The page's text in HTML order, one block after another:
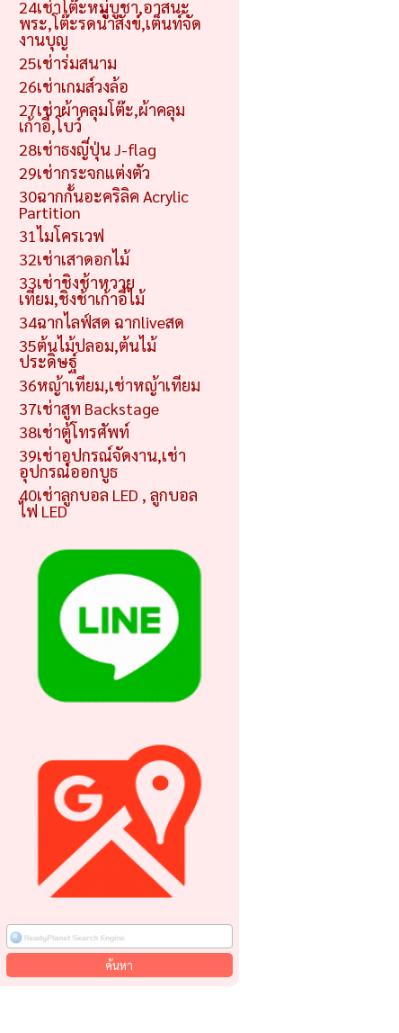
24เช่าโต๊ะหมู่บูชา,อาสนะ
พระ,โต๊ะรดน้ำสังข์,เต็นท์จัด
งานบุญ
25เช่าร่มสนาม
26เช่าเกมส์วงล้อ
27เช่าผ้าคลุมโต๊ะ,ผ้าคลุม
เก้าอี้,โบว์
28เช่าธงญี่ปุ่น J-flag
29เช่ากระจกแต่งตัว
30ฉากกั้นอะคริลิค Acrylic
Partition
31ไมโครเวฟ
32เช่าเสาดอกไม้
33เช่าชิงช้าหวาย
เทียม,ชิงช้าเก้าอี้ไม้
34ฉากไลฟ์สด ฉากliveสด
35ต้นไม้ปลอม,ต้นไม้
ประดิษฐ์
36หญ้าเทียม,เช่าหญ้าเทียม
37เช่าสูท Backstage
38เช่าตู้โทรศัพท์
39เช่าอุปกรณ์จัดงาน,เช่า
อุปกรณ์ออกบูธ
40เช่าลูกบอล LED , ลูกบอล
ไฟ LED